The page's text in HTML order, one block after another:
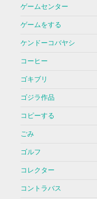
ゲームセンター
ゲームをする
ケンドーコバヤシ
コーヒー
ゴキブリ
ゴジラ作品
コピーする
ごみ
ゴルフ
コレクター
コントラバス